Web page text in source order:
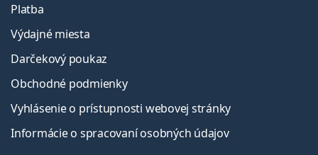
Platba
Výdajné miesta
Darčekový poukaz
Obchodné podmienky
Vyhlásenie o prístupnosti webovej stránky
Informácie o spracovaní osobných údajov